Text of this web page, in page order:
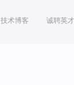
技术博客 诚聘英才